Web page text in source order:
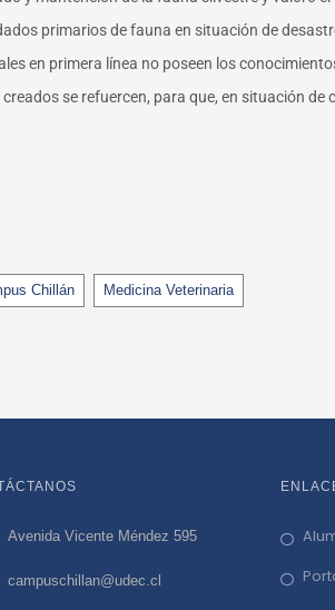
primarios de fauna en situación de
en primera línea no poseen los
creados se refuercen, para que, en situación
Chillán Medicina Veterinaria
Avenida Vicente Méndez 595
campuschillan@udec.cl